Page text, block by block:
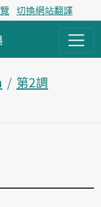
切換網站翻譯
第2調
塊